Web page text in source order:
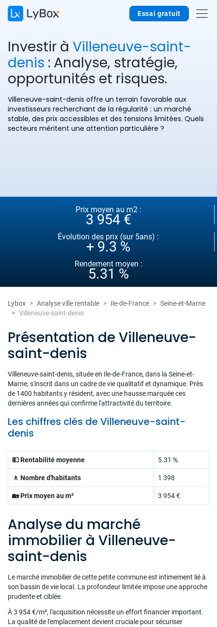
Essai gratuit
Investir à Villeneuve-saint-
denis : Analyse, stratégie,
opportunités et risques.
Villeneuve-saint-denis offre un terrain favorable aux
investisseurs recherchant de la régularité : un marché
stable, des prix accessibles et des tensions limitées. Quels
secteurs méritent une attention particulière ?
Prix moyen au m2 :
3 954 €
Évolution des prix (sur 5ans) :
+ 9.3 %
Rendement moyen :
5.31 %
Lybox Analyse ville rentable Ile-de-France
Seine-et-Marne
Villeneuve-saint-denis
Présentation de Villeneuve-
saint-denis
Villeneuve-saint-denis, située en Ile-de-France, dans la Seine-et-
Marne, s'inscrit dans un cadre de vie qualitatif et dynamique. Près
de 1400 habitants y résident, avec une hausse marquée ces
dernières années qui confirme l'attractivité du territoire.
Les chiffres clés de Villeneuve-saint-
denis
💵 Rentabilité moyenne 5.31 %
🚶 Nombre d'habitants 1 398
🏡 Prix moyen au m² 3 954 €
Analyse du marché
immobilier à Villeneuve-
saint-denis
Le marché immobilier de cette petite commune est intimement lié à
son bassin de vie local. La profondeur limitée impose une approche
prudente et ciblée.
À 3 954 €/m², l'acquisition nécessite un effort financier important.
La qualité de l'emplacement devient cruciale pour sécuriser